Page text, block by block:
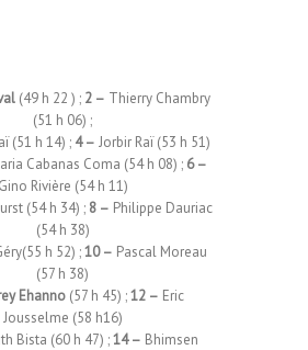
(49 h 22 ) ; 2 – Thierry Chambry
(51 h 06) ;
(51 h 14) ; 4 – Jorbir Raï (53 h 51)
Cabanas Coma (54 h 08) ; 6 –
Gino Rivière (54 h 11)
(54 h 34) ; 8 – Philippe Dauriac
(54 h 38)
h 52) ;10 – Pascal Moreau
(57 h 38)
Ehanno(57 h 45) ;12 – Eric
Jousselme (58 h16)
Bista (60 h 47) ;14 – Bhimsen